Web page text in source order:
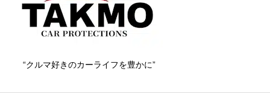
“クルマ好きのカーライフを豊かに”